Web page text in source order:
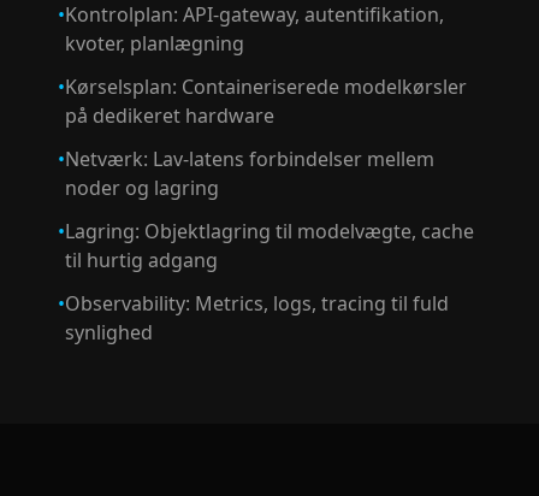
•Kontrolplan: API-gateway, autentifikation,
kvoter, planlægning
•Kørselsplan: Containeriserede modelkørsler
på dedikeret hardware
•Netværk: Lav-latens forbindelser mellem
noder og lagring
•Lagring: Objektlagring til modelvægte, cache
til hurtig adgang
•Observability: Metrics, logs, tracing til fuld
synlighed